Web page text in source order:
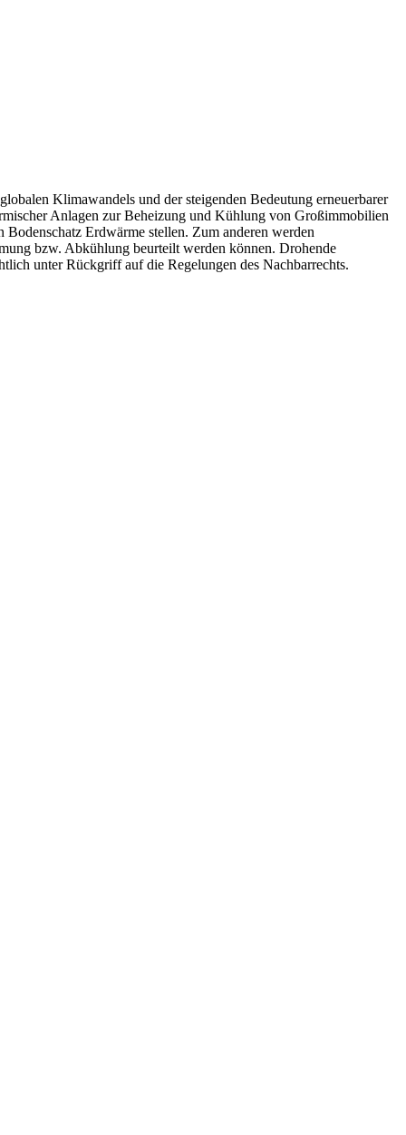
Klimawandels und der steigenden Bedeutung erneuerbarer
Anlagen zur Beheizung und Kühlung von Großimmobilien
Erdwärme stellen. Zum anderen werden
bzw. Abkühlung beurteilt werden können. Drohende
unter Rückgriff auf die Regelungen des Nachbarrechts.